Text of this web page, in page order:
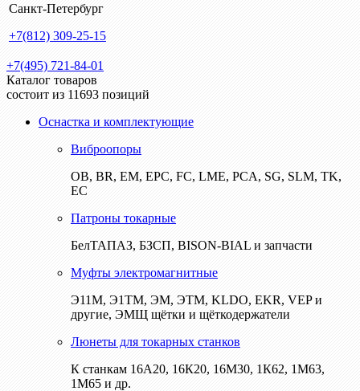
Санкт-Петербург
+7(812) 309-25-15
+7(495) 721-84-01
Каталог товаров
состоит из 11693 позиций
Оснастка и комплектующие
Виброопоры
ОВ, BR, EM, EPC, FC, LME, PCA, SG, SLM, TK,
EC
Патроны токарные
БелТАПАЗ, БЗСП, BISON-BIAL и запчасти
Муфты электромагнитные
Э11М, Э1ТМ, ЭМ, ЭТМ, KLDO, EKR, VEP и
другие, ЭМЩ щётки и щёткодержатели
Люнеты для токарных станков
К станкам 16А20, 16К20, 16М30, 1К62, 1М63,
1М65 и др.